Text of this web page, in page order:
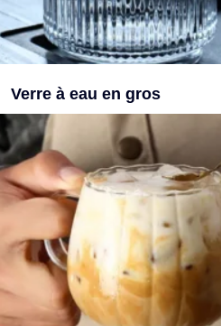
Verre à eau en gros